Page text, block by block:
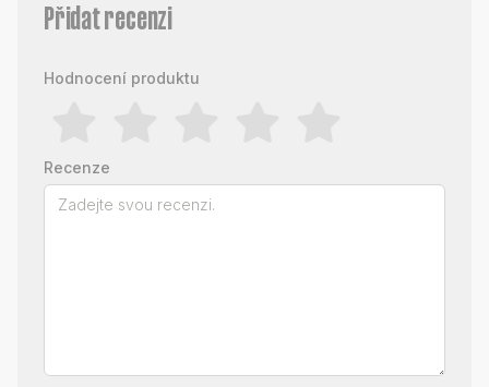
Přidat recenzi
Hodnocení produktu
Recenze